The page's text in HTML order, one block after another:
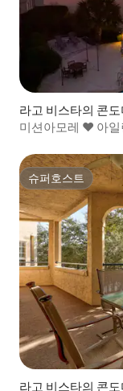
라고 비스타의 콘
미션아모레 ❤️ 아일
슈퍼호스트
슈퍼호스트
라고 비스타의 콘